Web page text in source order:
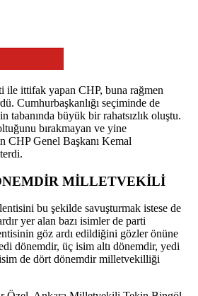
ile ittifak yapan CHP, buna rağmen
Cumhurbaşkanlığı seçiminde de
tabanında büyük bir rahatsızlık oluştu.
bırakmayan ve yine
CHP Genel Başkanı Kemal
MİLLETVEKİLİ
bu şekilde savuşturmak istese de
yer alan bazı isimler de parti
göz ardı edildiğini gözler önüne
dönemdir, üç isim altı dönemdir, yedi
de dört dönemdir milletvekilliği